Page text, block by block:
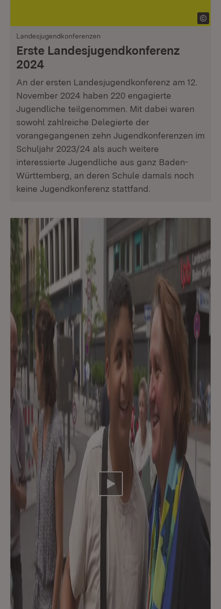
Landesjugendkonferenzen
Erste Landesjugendkonferenz
2024
An der ersten Landesjugendkonferenz am 12.
November 2024 haben 220 engagierte
Jugendliche teilgenommen. Mit dabei waren
sowohl zahlreiche Delegierte der
vorangegangenen zehn Jugendkonferenzen im
Schuljahr 2023/24 als auch weitere
interessierte Jugendliche aus ganz Baden-
Württemberg, an deren Schule damals noch
keine Jugendkonferenz stattfand.
Video abspielen